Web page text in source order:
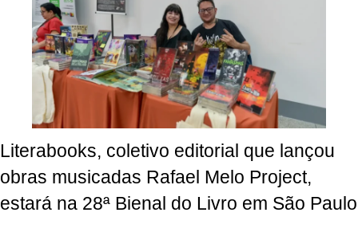
Literabooks, coletivo editorial que lançou
obras musicadas Rafael Melo Project,
estará na 28ª Bienal do Livro em São Paulo